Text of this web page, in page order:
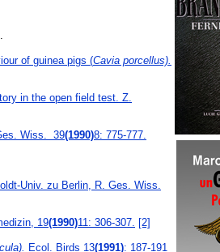
of guinea pigs (Cavia porcellus).
in the open field test. Z.
Wiss. 39(1990)8: 775-777.
Univ. zu Berlin, R. Ges. Wiss.
19(1990)11: 306-307. [2]
Ecol. Birds 13(1991): 187-191